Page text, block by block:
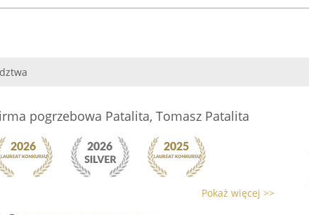
pogrzebowa Patalita, Tomasz Patalita
Pokaż więcej >>